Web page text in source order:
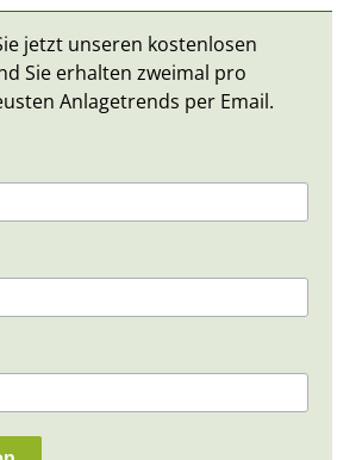
jetzt unseren kostenlosen
Sie erhalten zweimal pro
Anlagetrends per Email.